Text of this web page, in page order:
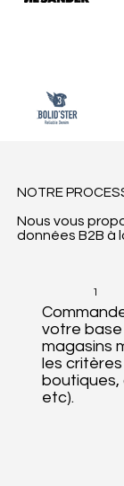
votre base
magasins
les
etc).
1
NOTRE
Nous vous
données B2B à